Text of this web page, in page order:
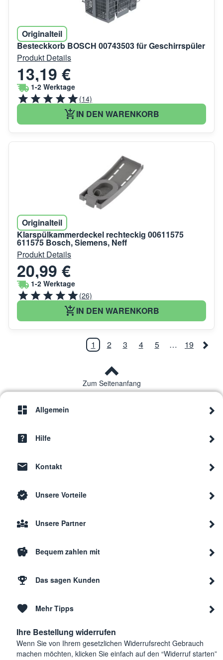
Originalteil
Besteckkorb BOSCH 00743503 für Geschirrspüler
Produkt Details
13,19 €
1-2 Werktage
(14)
IN DEN WARENKORB
Originalteil
Klarspülkammerdeckel rechteckig 00611575
611575 Bosch, Siemens, Neff
Produkt Details
20,99 €
1-2 Werktage
(26)
IN DEN WARENKORB
1 2 3 4 5 … 19
Zum Seitenanfang
Allgemein
Hilfe
Kontakt
Unsere Vorteile
Unsere Partner
Bequem zahlen mit
Das sagen Kunden
Mehr Tipps
Ihre Bestellung widerrufen
Wenn Sie von Ihrem gesetzlichen Widerrufsrecht Gebrauch
machen möchten, klicken Sie einfach auf den “Widerruf starten”